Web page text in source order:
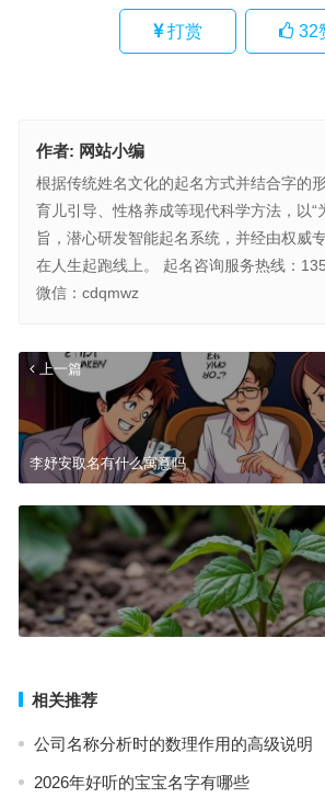
打赏 32
作者: 网站小编
根据传统姓名文化的起名方式并结合字的
育儿引导、性格养成等现代科学方法，以“
旨，潜心研发智能起名系统，并经由权威
在人生起跑线上。 起名咨询服务热线：
微信：cdqmwz
上一篇
李妤安取名有什么寓意吗
相关推荐
公司名称分析时的数理作用的高级说明
2026年好听的宝宝名字有哪些